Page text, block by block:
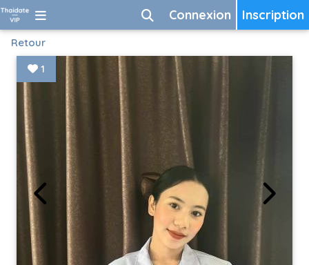
Inscription
Connexion
Retour
1